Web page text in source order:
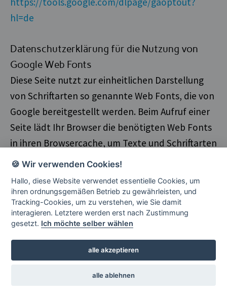
hl=de
Datenschutzerklärung für die Nutzung von
Google Web Fonts
Diese Seite nutzt zur einheitlichen Darstellung
von Schriftarten so genannte Web Fonts, die von
Google bereitgestellt werden. Beim Aufruf einer
Seite lädt Ihr Browser die benötigten Web Fonts
in ihren Browsercache, um Texte und Schriftarten
korrekt anzuzeigen. Wenn Ihr Browser Web Fonts
Ihrem Computer genutzt.
Weitere Informationen zu Google Web Fonts
finden Sie unter
https://developers.google.com/fonts/faqund in
der Datenschutzerklärung von Google:
🍪 Wir verwenden Cookies!
Hallo, diese Website verwendet essentielle Cookies, um
ihren ordnungsgemäßen Betrieb zu gewährleisten, und
Tracking-Cookies, um zu verstehen, wie Sie damit
interagieren. Letztere werden erst nach Zustimmung
gesetzt. Ich möchte selber wählen
alle akzeptieren
alle ablehnen